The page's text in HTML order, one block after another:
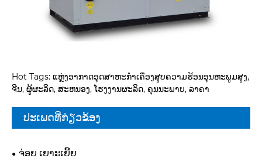
Hot Tags: ແຫຼ່ງອາກາດອຸດສາຫະກໍາເຄື່ອງສູບຄວາມຮ້ອນອຸນຫະພູມສູງ,
ຈີນ, ຜູ້ຜະລິດ, ສະຫນອງ, ໂຮງງານຜະລິດ, ຄຸນນະພາບ, ລາຄາ
ປະເພດທີ່ກ່ຽວຂ້ອງ
ຈ່ອຍ ເຍາະເຍີ້ຍ